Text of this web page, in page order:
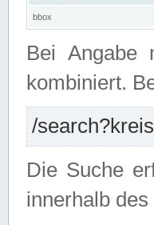
bbox
Bei Angabe
kombiniert.
/
Die Suche
innerhalb